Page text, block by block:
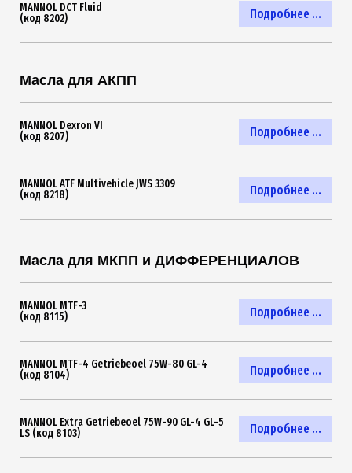
Подробнее ...
MANNOL DCT Fluid
(код 8202)
Масла для АКПП
Подробнее ...
MANNOL Dexron VI
(код 8207)
Подробнее ...
MANNOL ATF Multivehicle JWS 3309
(код 8218)
Масла для МКПП и ДИФФЕРЕНЦИАЛОВ
Подробнее ...
MANNOL MTF-3
(код 8115)
Подробнее ...
MANNOL MTF-4 Getriebeoel 75W-80 GL-4
(код 8104)
Подробнее ...
MANNOL Extra Getriebeoel 75W-90 GL-4 GL-5
LS (код 8103)